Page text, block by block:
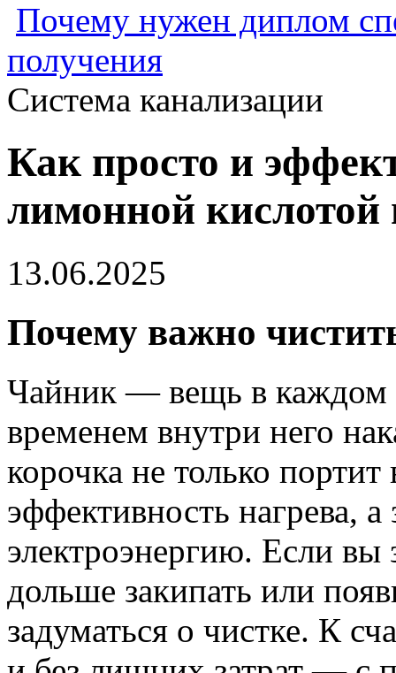
Почему нужен диплом
получения
Система канализации
Как просто и
лимонной кислотой
13.06.2025
Почему важно
Чайник — вещь в каждом
временем внутри него
корочка не только
эффективность нагрева,
электроэнергию. Если вы
дольше закипать или
задуматься о чистке. К